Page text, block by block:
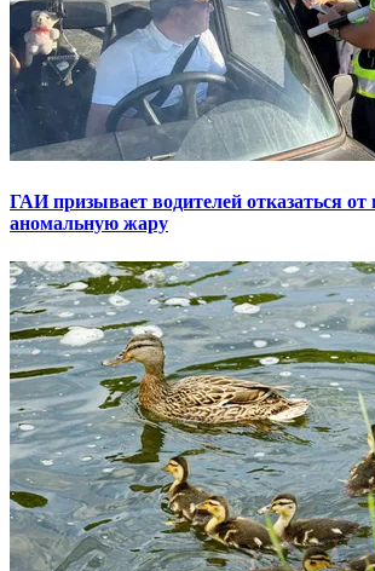
ГАИ призывает водителей отказаться от
аномальную жару